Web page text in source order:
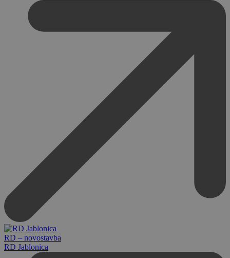
RD – novostavba
RD Jablonica